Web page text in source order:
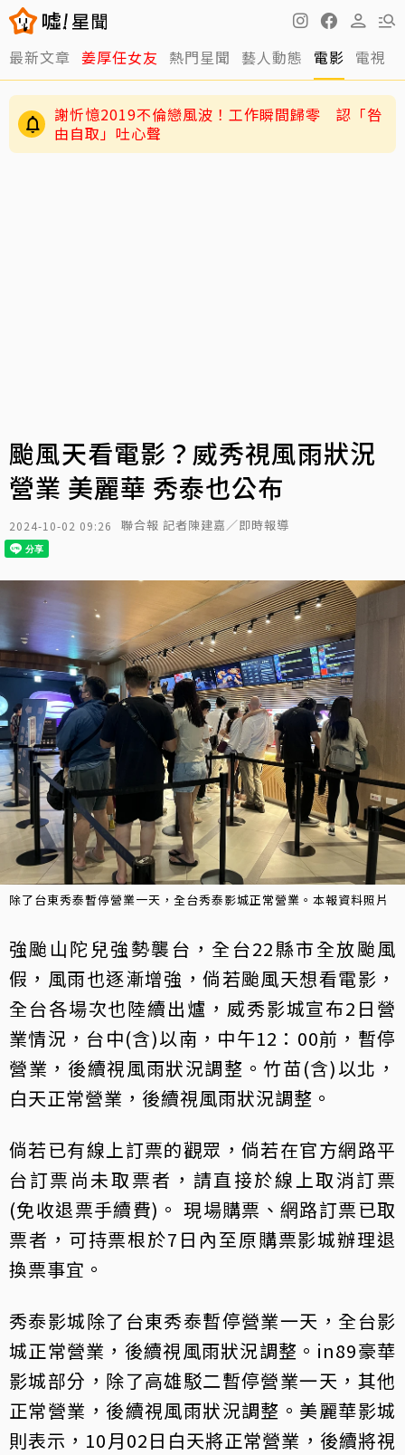
最新文章 姜厚任女友 熱門星聞 藝人動態 電影 電視
謝忻憶2019不倫戀風波！工作瞬間歸零 認「咎
由自取」吐心聲
颱風天看電影？威秀視風雨狀況
營業 美麗華 秀泰也公布
2024-10-02 09:26 聯合報 記者陳建嘉／即時報導
除了台東秀泰暫停營業一天，全台秀泰影城正常營業。本報資料照片
強颱山陀兒強勢襲台，全台22縣市全放颱風
假，風雨也逐漸增強，倘若颱風天想看電影，
全台各場次也陸續出爐，威秀影城宣布2日營
業情況，台中(含)以南，中午12：00前，暫停
營業，後續視風雨狀況調整。竹苗(含)以北，
白天正常營業，後續視風雨狀況調整。
倘若已有線上訂票的觀眾，倘若在官方網路平
台訂票尚未取票者，請直接於線上取消訂票
(免收退票手續費)。 現場購票、網路訂票已取
票者，可持票根於7日內至原購票影城辦理退
換票事宜。
秀泰影城除了台東秀泰暫停營業一天，全台影
城正常營業，後續視風雨狀況調整。in89豪華
影城部分，除了高雄駁二暫停營業一天，其他
正常營業，後續視風雨狀況調整。美麗華影城
則表示，10月02日白天將正常營業，後續將視